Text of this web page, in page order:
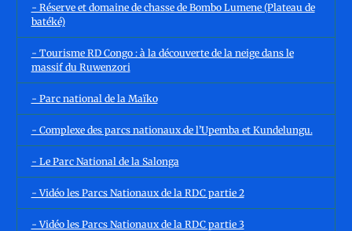
- Réserve et domaine de chasse de Bombo Lumene (Plateau de
batéké)
- Tourisme RD Congo : à la découverte de la neige dans le
massif du Ruwenzori
- Parc national de la Maïko
- Complexe des parcs nationaux de l’Upemba et Kundelungu.
- Le Parc National de la Salonga
- Vidéo les Parcs Nationaux de la RDC partie 2
- Vidéo les Parcs Nationaux de la RDC partie 3